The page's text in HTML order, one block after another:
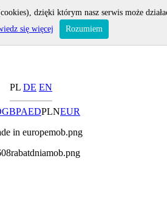
PL DE EN
GBPAEDPLNEUR
dzięki którym nasz serwis może
się więcej Rozumiem